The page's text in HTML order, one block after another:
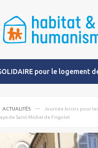
pour le logement
ACTUALITÉS
Journée loisirs pour
de Saint Michel de Frigolet